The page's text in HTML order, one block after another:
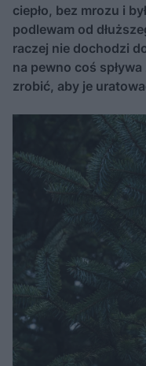
ciepło, bez mrozu i
podlewam od
raczej nie dochodzi
na pewno coś
zrobić, aby je